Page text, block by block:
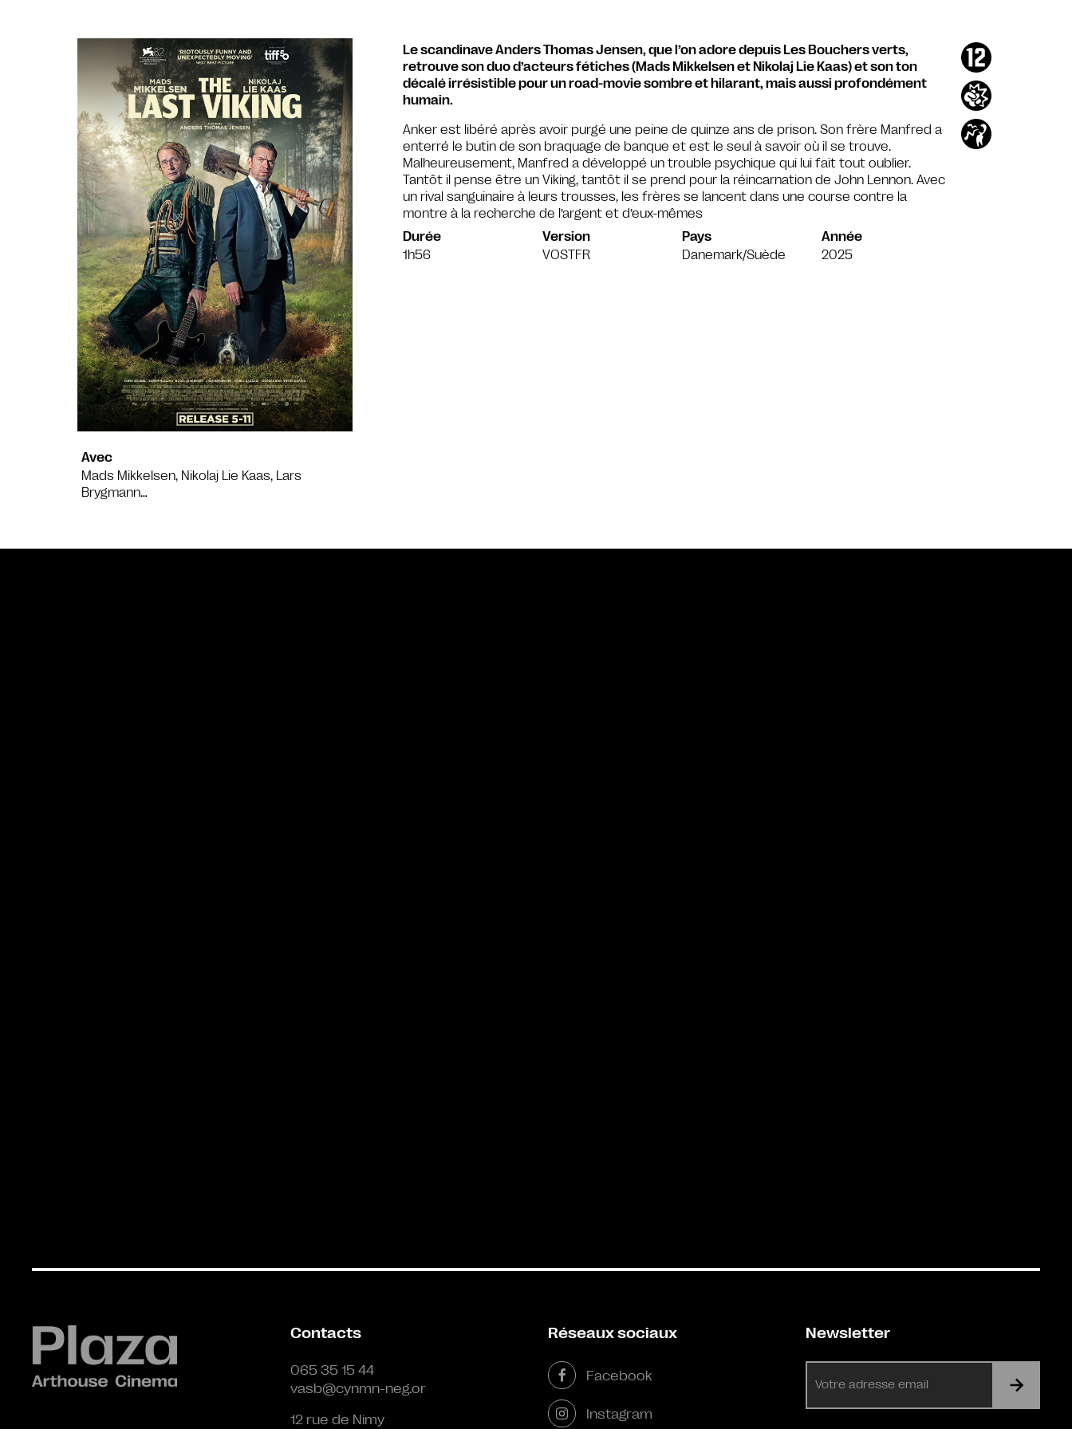
Avec
Mads Mikkelsen, Nikolaj Lie Kaas, Lars
Brygmann…
Le scandinave Anders Thomas Jensen, que l’on adore depuis Les Bouchers verts,
retrouve son duo d’acteurs fétiches (Mads Mikkelsen et Nikolaj Lie Kaas) et son ton
décalé irrésistible pour un road-movie sombre et hilarant, mais aussi profondément
humain.
Anker est libéré après avoir purgé une peine de quinze ans de prison. Son frère Manfred a
enterré le butin de son braquage de banque et est le seul à savoir où il se trouve.
Malheureusement, Manfred a développé un trouble psychique qui lui fait tout oublier.
Tantôt il pense être un Viking, tantôt il se prend pour la réincarnation de John Lennon. Avec
un rival sanguinaire à leurs trousses, les frères se lancent dans une course contre la
montre à la recherche de l’argent et d’eux-mêmes
Durée
1h56
Version
VOSTFR
Pays
Danemark/Suède
Année
2025
Contacts
065 35 15 44
vasb@cynmn-neg.or
12 rue de Nimy
Réseaux sociaux
Facebook
Instagram
Newsletter
mail